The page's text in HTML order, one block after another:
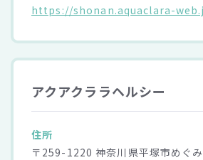
https://shonan.aquaclara-
アクアクララヘルシー
住所
〒259-1220 神奈川県平塚市めぐ